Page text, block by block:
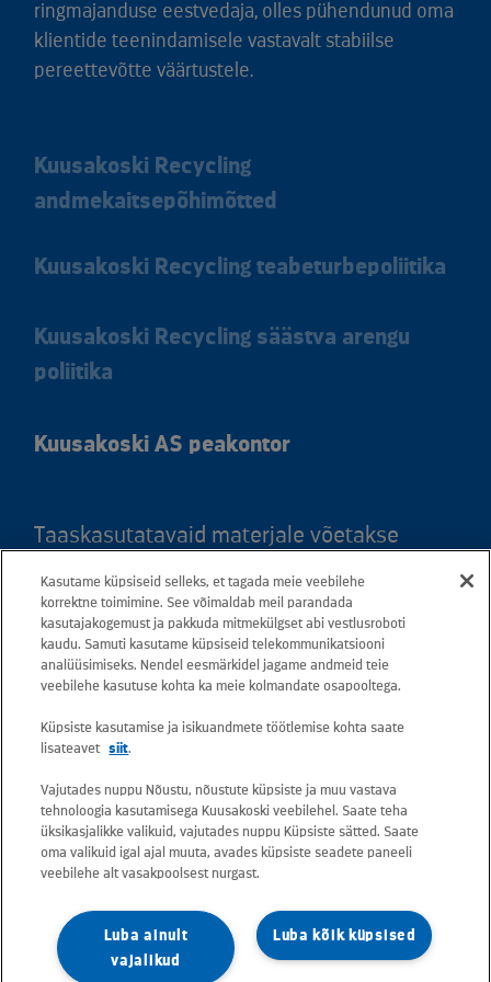
ringmajanduse eestvedaja, olles pühendunud oma
klientide teenindamisele vastavalt stabiilse
pereettevõtte väärtustele.
Kuusakoski Recycling
andmekaitsepõhimõtted
Kuusakoski Recycling teabeturbepoliitika
Kuusakoski Recycling säästva arengu
poliitika
Kuusakoski AS peakontor
Taaskasutatavaid materjale võetakse
Kaardil klõpsates leiate kõigi maakondade
teeninduspunktid ja teejuhised.
Postiaadress: Betooni 12, 13816 Tallinn
(Eesti)
Kõik e-posti aadressid on kujul
eesnimi.perekonnanimi@kuusakoski.com
Konkreetsete tegevuskohtade
Kasutame küpsiseid selleks, et tagada meie veebilehe
korrektne toimimine. See võimaldab meil parandada
kasutajakogemust ja pakkuda mitmekülgset abi vestlusroboti
kaudu. Samuti kasutame küpsiseid telekommunikatsiooni
analüüsimiseks. Nendel eesmärkidel jagame andmeid teie
veebilehe kasutuse kohta ka meie kolmandate osapooltega.
Küpsiste kasutamise ja isikuandmete töötlemise kohta saate
lisateavet
siit.
Vajutades nuppu Nõustu, nõustute küpsiste ja muu vastava
tehnoloogia kasutamisega Kuusakoski veebilehel. Saate teha
üksikasjalikke valikuid, vajutades nuppu Küpsiste sätted. Saate
oma valikuid igal ajal muuta, avades küpsiste seadete paneeli
veebilehe alt vasakpoolsest nurgast.
Luba kõik küpsised
Luba ainult
vajalikud